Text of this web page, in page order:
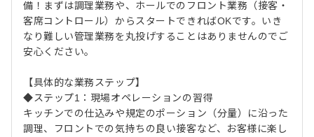
備！まずは調理業務や、ホールでのフロント業務（接客・
客席コントロール）からスタートできればOKです。いき
なり難しい管理業務を丸投げすることはありませんのでご
安心ください。
【具体的な業務ステップ】
◆ステップ1：現場オペレーションの習得
キッチンでの仕込みや規定のポーション（分量）に沿った
調理、フロントでの気持ちの良い接客など、お客様に楽し